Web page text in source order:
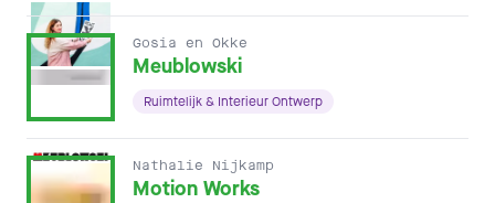
Gosia en Okke
Meublowski
Ruimtelijk & Interieur Ontwerp
Nathalie Nijkamp
Motion Works